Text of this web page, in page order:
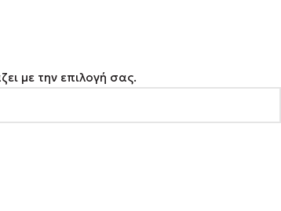
με την επιλογή σας.